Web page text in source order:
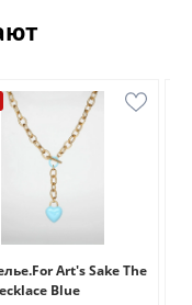
Art's Sake The
Blue